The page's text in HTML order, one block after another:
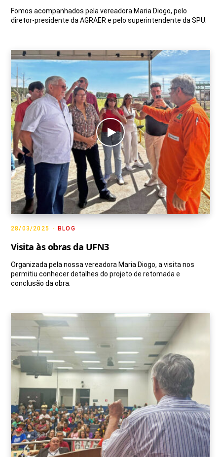
Fomos acompanhados pela vereadora Maria Diogo, pelo
diretor-presidente da AGRAER e pelo superintendente da SPU.
BLOG
28/03/2025
Visita às obras da UFN3
Organizada pela nossa vereadora Maria Diogo, a visita nos
permitiu conhecer detalhes do projeto de retomada e
conclusão da obra.